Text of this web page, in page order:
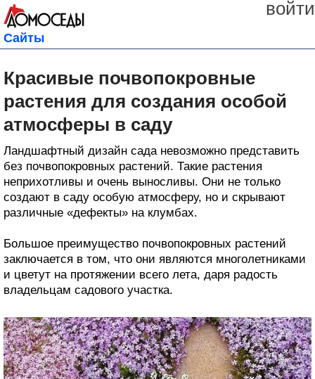
войти
Сайты
Красивые почвопокровные
растения для создания особой
атмосферы в саду
Ландшафтный дизайн сада невозможно представить
без почвопокровных растений. Такие растения
неприхотливы и очень выносливы. Они не только
создают в саду особую атмосферу, но и скрывают
различные «дефекты» на клумбах.
Большое преимущество почвопокровных растений
заключается в том, что они являются многолетниками
и цветут на протяжении всего лета, даря радость
владельцам садового участка.